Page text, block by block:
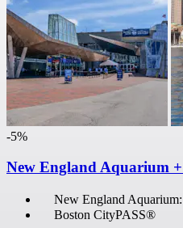
-5%
New England Aquarium
New England Aquarium:
Boston CityPASS®